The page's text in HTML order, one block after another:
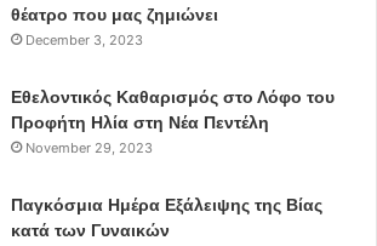
θέατρο που μας ζημιώνει
December 3, 2023
Εθελοντικός Καθαρισμός στο Λόφο του
Προφήτη Ηλία στη Νέα Πεντέλη
November 29, 2023
Παγκόσμια Ημέρα Εξάλειψης της Βίας
κατά των Γυναικών